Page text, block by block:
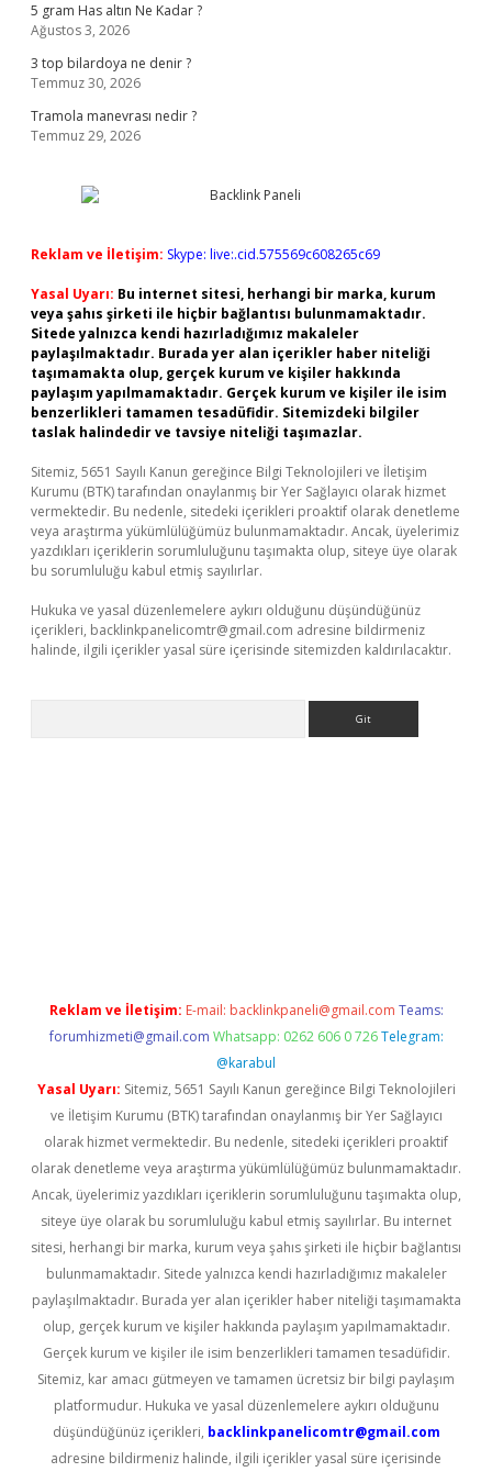
5 gram Has altın Ne Kadar ?
Ağustos 3, 2026
3 top bilardoya ne denir ?
Temmuz 30, 2026
Tramola manevrası nedir ?
Temmuz 29, 2026
Reklam ve İletişim: Skype: live:.cid.575569c608265c69
Yasal Uyarı: Bu internet sitesi, herhangi bir marka, kurum
veya şahıs şirketi ile hiçbir bağlantısı bulunmamaktadır.
Sitede yalnızca kendi hazırladığımız makaleler
paylaşılmaktadır. Burada yer alan içerikler haber niteliği
taşımamakta olup, gerçek kurum ve kişiler hakkında
paylaşım yapılmamaktadır. Gerçek kurum ve kişiler ile isim
benzerlikleri tamamen tesadüfidir. Sitemizdeki bilgiler
taslak halindedir ve tavsiye niteliği taşımazlar.
Sitemiz, 5651 Sayılı Kanun gereğince Bilgi Teknolojileri ve İletişim
Kurumu (BTK) tarafından onaylanmış bir Yer Sağlayıcı olarak hizmet
vermektedir. Bu nedenle, sitedeki içerikleri proaktif olarak denetleme
veya araştırma yükümlülüğümüz bulunmamaktadır. Ancak, üyelerimiz
yazdıkları içeriklerin sorumluluğunu taşımakta olup, siteye üye olarak
bu sorumluluğu kabul etmiş sayılırlar.
Hukuka ve yasal düzenlemelere aykırı olduğunu düşündüğünüz
içerikleri, backlinkpanelicomtr@gmail.com adresine bildirmeniz
halinde, ilgili içerikler yasal süre içerisinde sitemizden kaldırılacaktır.
Reklam ve İletişim: E-mail: backlinkpaneli@gmail.com Teams:
forumhizmeti@gmail.com Whatsapp: 0262 606 0 726 Telegram:
@karabul
Yasal Uyarı: Sitemiz, 5651 Sayılı Kanun gereğince Bilgi Teknolojileri
ve İletişim Kurumu (BTK) tarafından onaylanmış bir Yer Sağlayıcı
olarak hizmet vermektedir. Bu nedenle, sitedeki içerikleri proaktif
olarak denetleme veya araştırma yükümlülüğümüz bulunmamaktadır.
Ancak, üyelerimiz yazdıkları içeriklerin sorumluluğunu taşımakta olup,
siteye üye olarak bu sorumluluğu kabul etmiş sayılırlar. Bu internet
sitesi, herhangi bir marka, kurum veya şahıs şirketi ile hiçbir bağlantısı
bulunmamaktadır. Sitede yalnızca kendi hazırladığımız makaleler
paylaşılmaktadır. Burada yer alan içerikler haber niteliği taşımamakta
olup, gerçek kurum ve kişiler hakkında paylaşım yapılmamaktadır.
Gerçek kurum ve kişiler ile isim benzerlikleri tamamen tesadüfidir.
Sitemiz, kar amacı gütmeyen ve tamamen ücretsiz bir bilgi paylaşım
platformudur. Hukuka ve yasal düzenlemelere aykırı olduğunu
düşündüğünüz içerikleri, backlinkpanelicomtr@gmail.com
adresine bildirmeniz halinde, ilgili içerikler yasal süre içerisinde